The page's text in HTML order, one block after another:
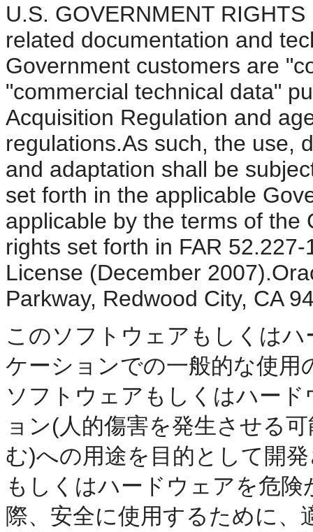
U.S. GOVERNMENT
related documentation and
Government customers are
"commercial technical data"
Acquisition Regulation and
regulations.As such, the use,
and adaptation shall be
set forth in the applicable
applicable by the terms of the
rights set forth in FAR
License (December
Parkway, Redwood City, CA
このソフトウェアもしくは
ケーションでの一般的な使
ソフトウェアもしくはハー
ョン(人的傷害を発生させる
む)への用途を目的として開
もしくはハードウェアを危
際、安全に使用するために